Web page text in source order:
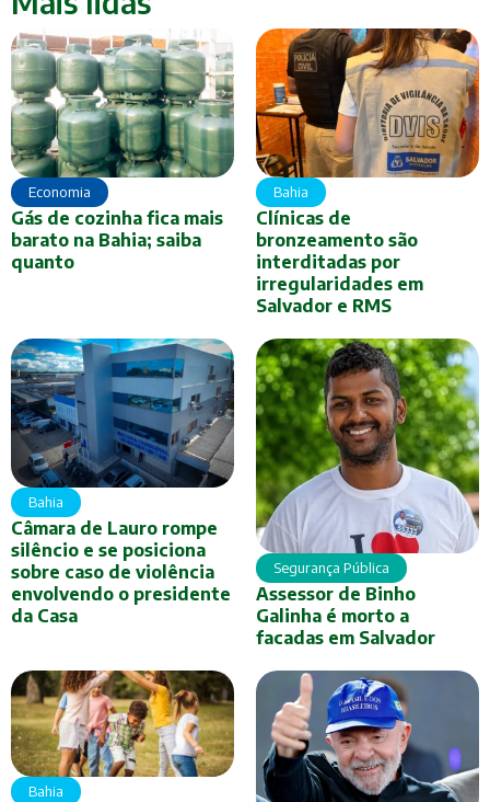
Economia
Gás de cozinha fica mais
barato na Bahia; saiba
quanto
Bahia
Clínicas de
bronzeamento são
interditadas por
irregularidades em
Salvador e RMS
Bahia
Câmara de Lauro rompe
silêncio e se posiciona
sobre caso de violência
envolvendo o presidente
da Casa
Segurança Pública
Assessor de Binho
Galinha é morto a
facadas em Salvador
Bahia